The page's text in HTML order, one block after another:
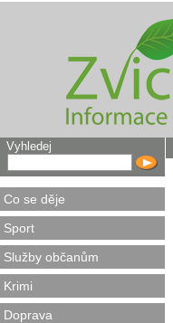
Vyhledej
Co se děje
Sport
Služby občanům
Krimi
Doprava